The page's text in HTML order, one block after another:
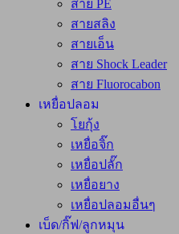
สาย PE
สายสลิง
สายเอ็น
สาย Shock Leader
สาย Fluorocabon
เหยื่อปลอม
โยกุ้ง
เหยื่อจิ๊ก
เหยื่อปลั๊ก
เหยื่อยาง
เหยื่อปลอมอื่นๆ
เบ็ด/กิ๊ฟ/ลูกหมุน